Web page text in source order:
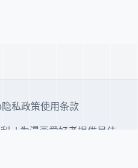
隐私政策使用条款
. | 为漫画爱好者提供最佳